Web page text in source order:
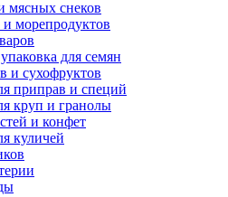
мясных снеков
морепродуктов
для семян
и сухофруктов
приправ и специй
круп и гранолы
и конфет
куличей